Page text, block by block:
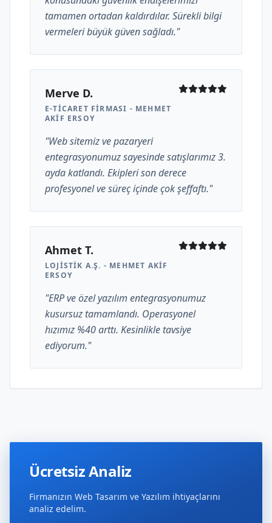
tamamen ortadan kaldırdılar. Sürekli bilgi
vermeleri büyük güven sağladı."
Merve D.
E-TICARET FIRMASI - MEHMET
AKIF ERSOY
"Web sitemiz ve pazaryeri
entegrasyonumuz sayesinde satışlarımız 3.
ayda katlandı. Ekipleri son derece
profesyonel ve süreç içinde çok şeffaftı."
Ahmet T.
LOJISTIK A.Ş. - MEHMET AKIF
ERSOY
"ERP ve özel yazılım entegrasyonumuz
kusursuz tamamlandı. Operasyonel
hızımız %40 arttı. Kesinlikle tavsiye
ediyorum."
Ücretsiz Analiz
Firmanızın Web Tasarım ve Yazılım ihtiyaçlarını
analiz edelim.